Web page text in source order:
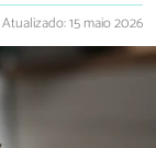
Atualizado: 15 maio 2026